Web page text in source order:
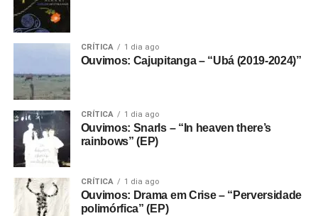
CRÍTICA 1 dia ago
Ouvimos: Cajupitanga – “Ubá (2019-2024)”
CRÍTICA 1 dia ago
Ouvimos: Snarls – “In heaven there’s
rainbows” (EP)
CRÍTICA 1 dia ago
Ouvimos: Drama em Crise – “Perversidade
polimórfica” (EP)